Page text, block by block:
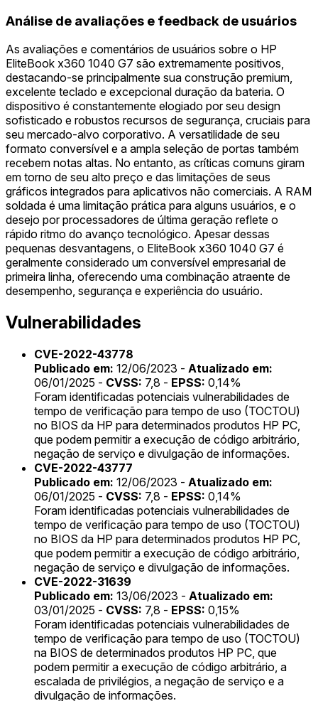
Análise de avaliações e feedback de usuários
As avaliações e comentários de usuários sobre o HP
EliteBook x360 1040 G7 são extremamente positivos,
destacando-se principalmente sua construção premium,
excelente teclado e excepcional duração da bateria. O
dispositivo é constantemente elogiado por seu design
sofisticado e robustos recursos de segurança, cruciais para
seu mercado-alvo corporativo. A versatilidade de seu
formato conversível e a ampla seleção de portas também
recebem notas altas. No entanto, as críticas comuns giram
em torno de seu alto preço e das limitações de seus
gráficos integrados para aplicativos não comerciais. A RAM
soldada é uma limitação prática para alguns usuários, e o
desejo por processadores de última geração reflete o
rápido ritmo do avanço tecnológico. Apesar dessas
pequenas desvantagens, o EliteBook x360 1040 G7 é
geralmente considerado um conversível empresarial de
primeira linha, oferecendo uma combinação atraente de
desempenho, segurança e experiência do usuário.
Vulnerabilidades
CVE-2022-43778
Publicado em: 12/06/2023 - Atualizado em:
06/01/2025 - CVSS: 7,8 - EPSS: 0,14%
Foram identificadas potenciais vulnerabilidades de
tempo de verificação para tempo de uso (TOCTOU)
no BIOS da HP para determinados produtos HP PC,
que podem permitir a execução de código arbitrário,
negação de serviço e divulgação de informações.
CVE-2022-43777
Publicado em: 12/06/2023 - Atualizado em:
06/01/2025 - CVSS: 7,8 - EPSS: 0,14%
Foram identificadas potenciais vulnerabilidades de
tempo de verificação para tempo de uso (TOCTOU)
no BIOS da HP para determinados produtos HP PC,
que podem permitir a execução de código arbitrário,
negação de serviço e divulgação de informações.
CVE-2022-31639
Publicado em: 13/06/2023 - Atualizado em:
03/01/2025 - CVSS: 7,8 - EPSS: 0,15%
Foram identificadas potenciais vulnerabilidades de
tempo de verificação para tempo de uso (TOCTOU)
na BIOS de determinados produtos HP PC, que
podem permitir a execução de código arbitrário, a
escalada de privilégios, a negação de serviço e a
divulgação de informações.